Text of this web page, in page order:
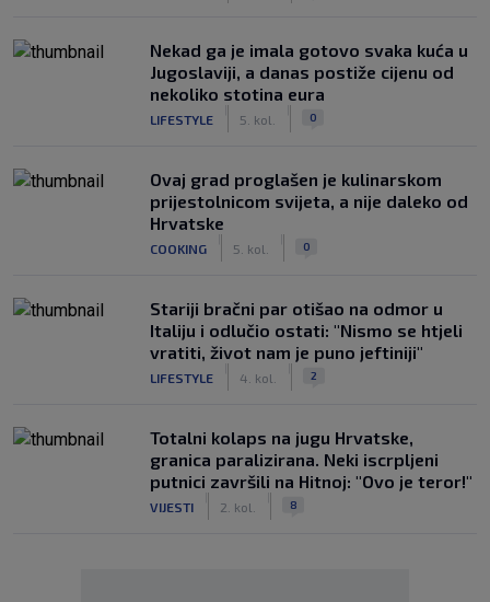
Nekad ga je imala gotovo svaka kuća u
Jugoslaviji, a danas postiže cijenu od
nekoliko stotina eura
LIFESTYLE 5. kol. 0
Ovaj grad proglašen je kulinarskom
prijestolnicom svijeta, a nije daleko od
Hrvatske
COOKING 5. kol. 0
Stariji bračni par otišao na odmor u
Italiju i odlučio ostati: "Nismo se htjeli
vratiti, život nam je puno jeftiniji"
LIFESTYLE 4. kol. 2
Totalni kolaps na jugu Hrvatske,
granica paralizirana. Neki iscrpljeni
putnici završili na Hitnoj: "Ovo je teror!"
VIJESTI 2. kol. 8